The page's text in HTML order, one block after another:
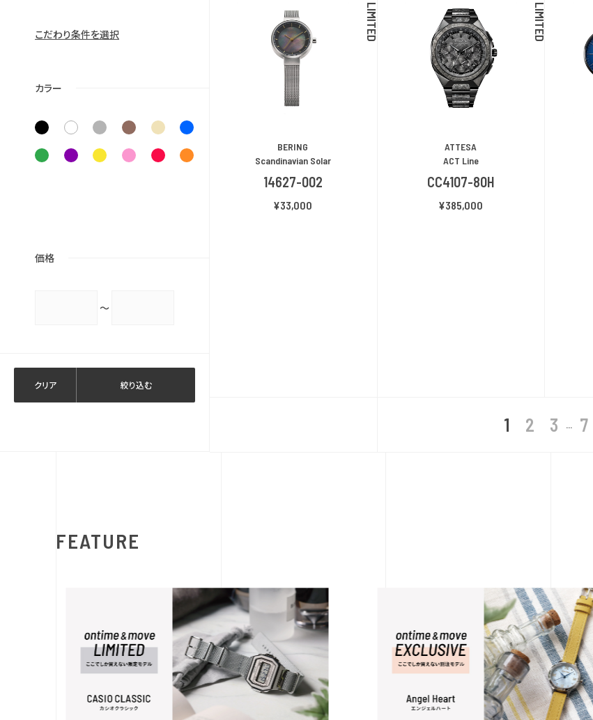
こだわり条件を選択
カラー
価格
～
クリア 絞り込む
方位 LIMITED
BERING
Scandinavian Solar
14627-002
¥33,000
LIMITED
ATTESA
ACT Line
CC4107-80H
¥385,000
1 2 3 ... 7
FEATURE